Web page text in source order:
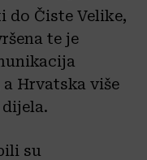
Čiste Velike,
te je
Hrvatska više
su